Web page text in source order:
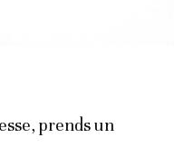
prends un